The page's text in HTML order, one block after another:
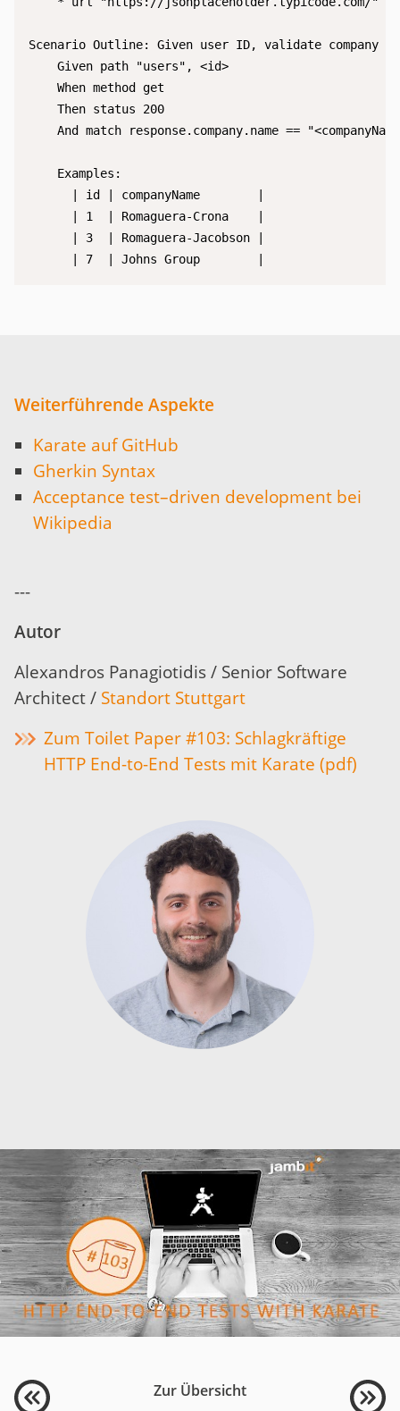
Scenario Outline: Given user ID, validate company
    Given path "users", <id>
    When method get
    Then status 200
And match response.company.name ==
    Examples:
      | id | companyName        |
      | 1  | Romaguera-Crona    |
      | 3  | Romaguera-Jacobson |
      | 7  | Johns Group        |
Weiterführende Aspekte
Karate auf GitHub
Gherkin Syntax
Acceptance test–driven development bei
Wikipedia
---
Autor
Alexandros Panagiotidis / Senior Software
Architect / Standort Stuttgart
Zum Toilet Paper #103: Schlagkräftige
HTTP End-to-End Tests mit Karate (pdf)
Zur Übersicht